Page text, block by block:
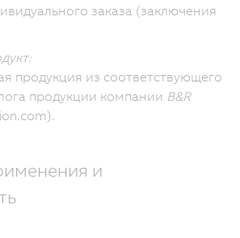
заказа (заключения
продукция из соответствующего
продукции компании B&R
и